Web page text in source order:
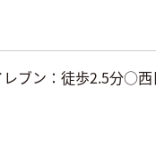
ブン：徒歩2.5分○